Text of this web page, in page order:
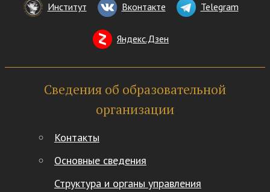
Институт Вконтакте Telegram
Яндекс.Дзен
Сведения об образовательной
организации
Контакты
Основные сведения
Структура и органы управления